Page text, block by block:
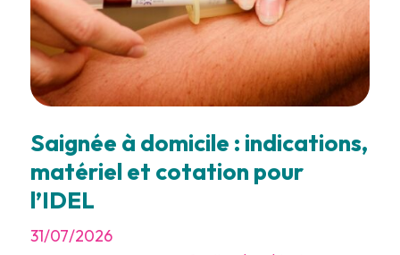
Saignée à domicile : indications,
matériel et cotation pour
l’IDEL
31/07/2026